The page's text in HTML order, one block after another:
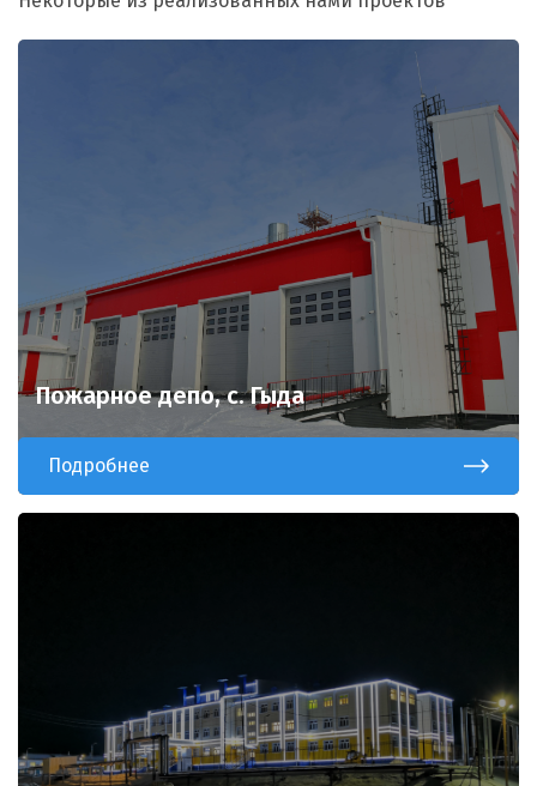
Пожарное депо, с. Гыда
Подробнее